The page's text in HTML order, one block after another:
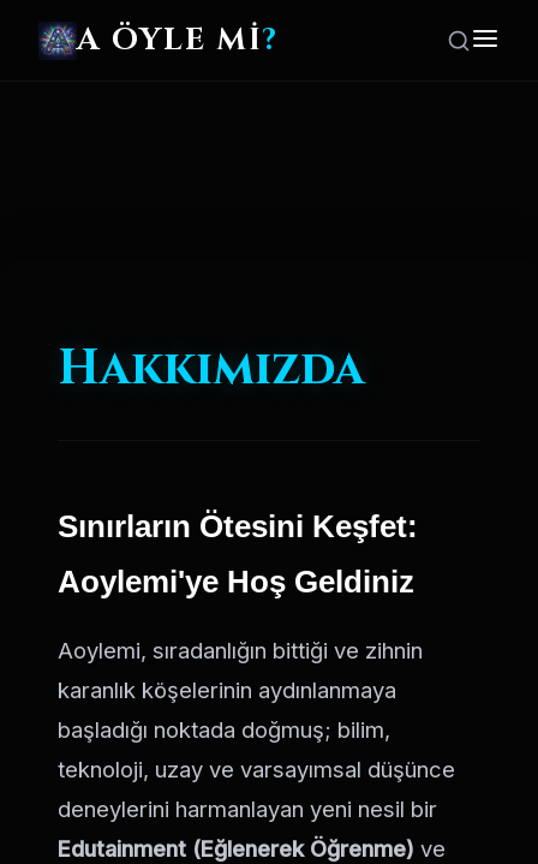
A ÖYLE Mİ?
Hakkımızda
Sınırların Ötesini Keşfet:
Aoylemi'ye Hoş Geldiniz
Aoylemi, sıradanlığın bittiği ve zihnin
karanlık köşelerinin aydınlanmaya
başladığı noktada doğmuş; bilim,
teknoloji, uzay ve varsayımsal düşünce
deneylerini harmanlayan yeni nesil bir
Edutainment (Eğlenerek Öğrenme) ve